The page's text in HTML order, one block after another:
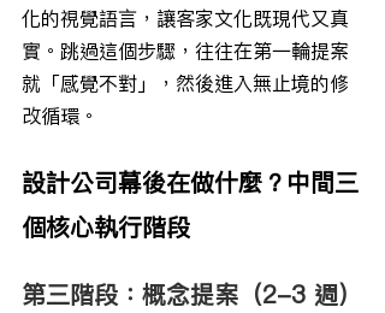
化的視覺語言，讓客家文化既現代又真
實。跳過這個步驟，往往在第一輪提案
就「感覺不對」，然後進入無止境的修
改循環。
設計公司幕後在做什麼？中間三
個核心執行階段
第三階段：概念提案（2-3 週）